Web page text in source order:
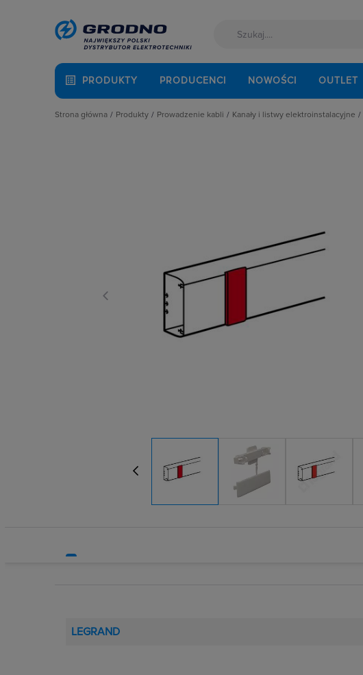
PRODUKTY PRODUCENCI NOWOŚCI OUTLET
Strona główna
Produkty
Pompy ciepła
Prowadzenie kabli
Rozdzielnice i obudowy
Sieci zewnętrzne
Stacje ładowania
Systemy bezpieczeństwa
Systemy HVAC
Technika grzewcza
Prowadzenie kabli
Kanały i listwy elektroinstalacyjne
Spinki, uchwyty i klamry
Zakończenia kanałów
LEGRAND